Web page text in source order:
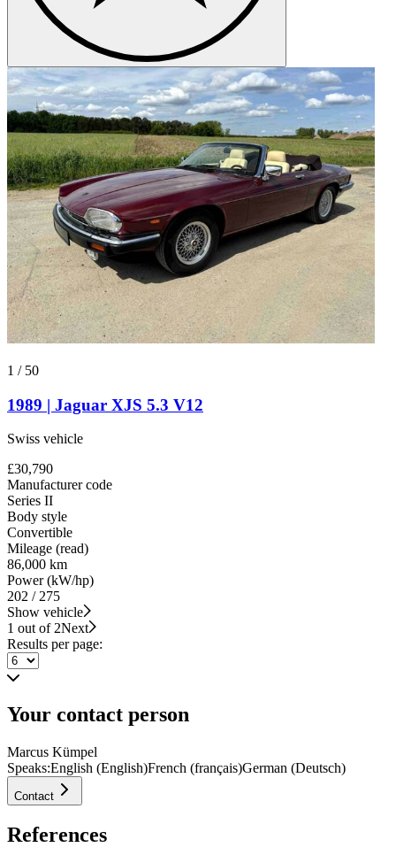
1 / 50
1989 | Jaguar XJS 5.3 V12
Swiss vehicle
£30,790
Manufacturer code
Series II
Body style
Convertible
Mileage (read)
86,000 km
Power (kW/hp)
202 / 275
Show vehicle
1 out of 2Next
Results per page:
Your contact person
Marcus Kümpel
Speaks:English (English)French (français)German (Deutsch)
Contact
References